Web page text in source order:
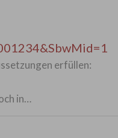
erfüllen:
in…